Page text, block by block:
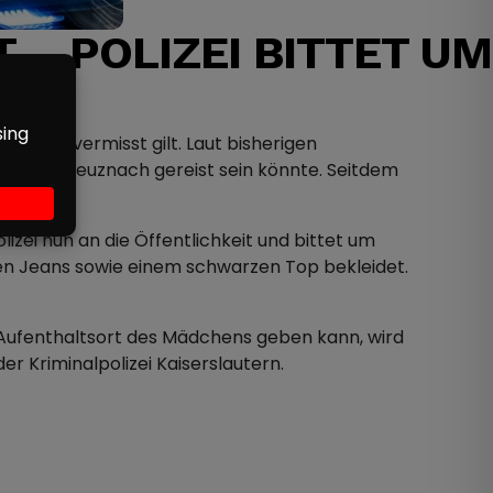
– POLIZEI BITTET UM
als vermisst gilt. Laut bisherigen
Bad Kreuznach gereist sein könnte. Seitdem
nun an die Öffentlichkeit und bittet um
Jeans sowie einem schwarzen Top bekleidet.
des Mädchens geben kann, wird
Kriminalpolizei Kaiserslautern.